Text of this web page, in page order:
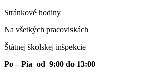
Stránkové hodiny​
Na všetkých pracoviskách
Štátnej školskej inšpekcie
Po – Pia od 9:00 do 13:00